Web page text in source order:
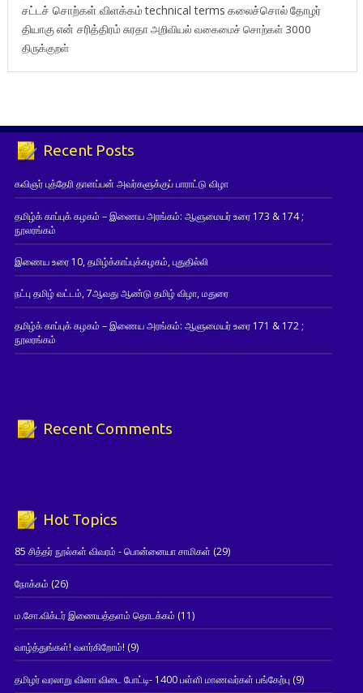
சட்டச் சொற்கள் விளக்கம்technical terms கலைச்சொல்தோழர்
தியாகுஎன் சரித்திரம்சுரதாஅறிவியல் வகைமைச் சொற்கள் 3000
திருக்குறள்
Recent Posts
கவிஞர் புத்தேரி தானப்பன் அவர்களுக்குப் பாராட்டு விழா
தமிழ்க் காப்புக் கழகம் – இணைய அரங்கம்: ஆளுமையர் உரை 173 & 174 ;
நூலரங்கம்
இணைய உரை 10, தமிழ்க்காப்புக்கழகம், புதுதில்லி
நட்பு தமிழ் வட்டம், 7ஆவது ஆண்டு தமிழ் விழா, மதுரை
தமிழ்க் காப்புக் கழகம் – இணைய அரங்கம்: ஆளுமையர் உரை 171 & 172 ;
நூலரங்கம்
Recent Comments
Hot Topics
85 சித்தர் நூல்கள் விவரம் - பொன்னையா சாமிகள் (29)
நோக்கம் (26)
ம.சோ.விக்டர் இணையத்தளம் தொடக்கம் (11)
வாழ்த்துங்கள்! வளர்கிறோம்! (9)
தமிழர் வரலாறு வினா விடை போட்டி- 1400 பள்ளி மாணவர்கள் பங்கேற்பு(9)